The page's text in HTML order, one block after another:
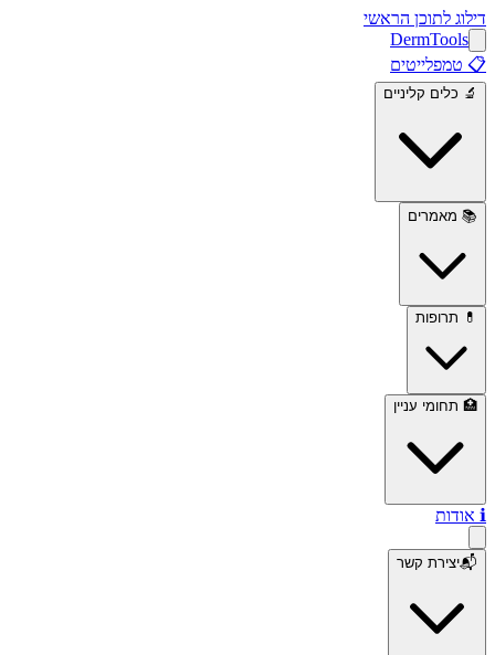
דילוג לתוכן הראשי
DermTools
📋 טמפלייטים
🔬 כלים קליניים
📚 מאמרים
💊 תרופות
🏥 תחומי עניין
ℹ️ אודות
📬יצירת קשר